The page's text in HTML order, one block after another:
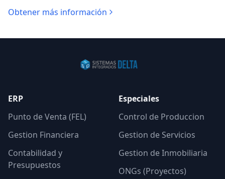
Obtener más información
ERP
Punto de Venta (FEL)
Gestion Financiera
Contabilidad y
Presupuestos
Especiales
Control de Produccion
Gestion de Servicios
Gestion de Inmobiliaria
ONGs (Proyectos)